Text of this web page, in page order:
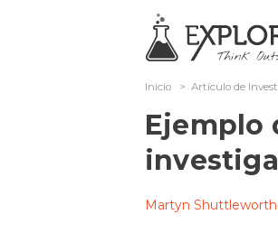
Inicio > Artículo de
Ejemplo
Martyn Shuttleworth